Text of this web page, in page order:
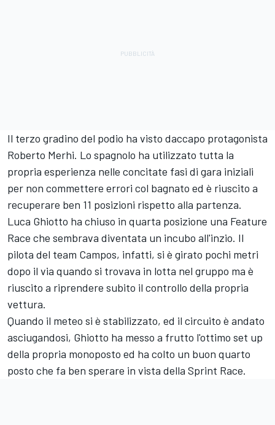
Il terzo gradino del podio ha visto daccapo protagonista
Roberto Merhi. Lo spagnolo ha utilizzato tutta la
propria esperienza nelle concitate fasi di gara iniziali
per non commettere errori col bagnato ed è riuscito a
recuperare ben 11 posizioni rispetto alla partenza.
Luca Ghiotto ha chiuso in quarta posizione una Feature
Race che sembrava diventata un incubo all'inzio. Il
pilota del team Campos, infatti, si è girato pochi metri
dopo il via quando si trovava in lotta nel gruppo ma è
riuscito a riprendere subito il controllo della propria
vettura.
Quando il meteo si è stabilizzato, ed il circuito è andato
asciugandosi, Ghiotto ha messo a frutto l'ottimo set up
della propria monoposto ed ha colto un buon quarto
posto che fa ben sperare in vista della Sprint Race.